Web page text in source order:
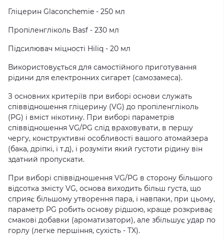
Гліцерин Glaconchemie - 250 мл
Пропіленгліколь Basf - 230 мл
Підсилювач міцності Hiliq - 20 мл
Використовується для самостійного приготування
рідини для електронних сигарет (самозамеса).
З основних критеріїв при виборі основи служать
співвідношення гліцерину (VG) до пропіленгліколь
(PG) і вміст нікотину. При виборі параметрів
співвідношення VG/PG слід враховувати, в першу
чергу, конструктивні особливості вашого атомайзера
(бака, дріпкі, і т.д), і розуміти який густоти рідину він
здатний пропускати.
При виборі співвідношення VG/PG в сторону більшого
відсотка змісту VG, основа виходить більш густа, що
сприяє більшому утворення пара, і навпаки, при цьому,
параметр PG робить основу рідшою, краще розкриває
смакові добавки (ароматизатори), але збільшує удар по
горлу (легке першіння, сухість - TX).